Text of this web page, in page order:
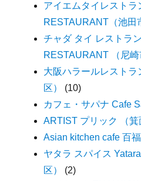
アイエムタイレストラ
RESTAURANT（池田
チャダ タイ レストラ
RESTAURANT （尼崎
大阪ハラールレストラ
区）
(10)
カフェ・サパナ Cafe
ARTIST プリック （
Asian kitchen cafe 百
ヤタラ スパイス
区）
(2)